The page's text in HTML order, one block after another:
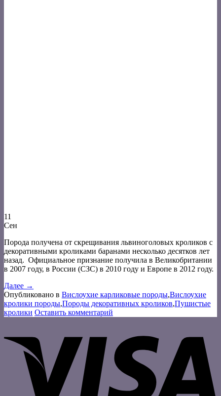
11
Сен
Порода получена от скрещивания львиноголовых кроликов с
декоративными кроликами баранами несколько десятков лет
назад. Официальное признание получила в Великобритании
в 2007 году, в России (СЗС) в 2010 году и Европе в 2012 году.
Далее →
Опубликовано в Вислоухие карликовые породы,Вислоухие
кролики породы,Породы декоративных кроликов,Пушистые
кролики Оставить комментарий